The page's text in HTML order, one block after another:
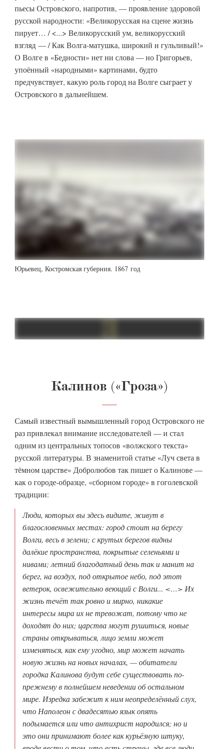
пьесы Островского, напротив, — проявление здоровой
русской народности: «Великорусская на сцене жизнь
пирует… / <...> Великорусский ум, великорусский
взгляд — / Как Волга-матушка, широкий и гульливый!»
О Волге в «Бедности» нет ни слова — но Григорьев,
упоённый «народными» картинами, будто
предчувствует, какую роль город на Волге сыграет у
Островского в дальнейшем.
Юрьевец, Костромская губерния. 1867 год
Калинов («Гроза»)
Самый известный вымышленный город Островского не
раз привлекал внимание исследователей — и стал
одним из центральных топосов «волжского текста»
русской литературы. В знаменитой статье «Луч света в
тёмном царстве» Добролюбов так пишет о Калинове —
как о городе-образце, «сборном городе» в гоголевской
традиции:
Люди, которых вы здесь видите, живут в
благословенных местах: город стоит на берегу
Волги, весь в зелени; с крутых берегов видны
далёкие пространства, покрытые селеньями и
нивами; летний благодатный день так и манит на
берег, на воздух, под открытое небо, под этот
ветерок, освежительно веющий с Волги... <…> Их
жизнь течёт так ровно и мирно, никакие
интересы мира их не тревожат, потому что не
доходят до них; царства могут рушиться, новые
страны открываться, лицо земли может
изменяться, как ему угодно, мир может начать
новую жизнь на новых началах, — обитатели
городка Калинова будут себе существовать по-
прежнему в полнейшем неведении об остальном
мире. Изредка забежит к ним неопределённый слух,
что Наполеон с двадесятью язык опять
подымается или что антихрист народился; но и
это они принимают более как курьёзную штуку,